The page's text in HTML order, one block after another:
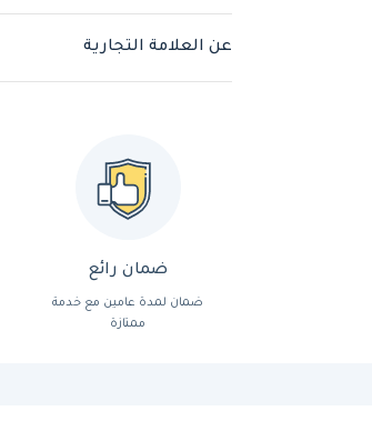
عن العلامة التجارية
ضمان رائع
ضمان لمدة عامين مع خدمة
ممتازة